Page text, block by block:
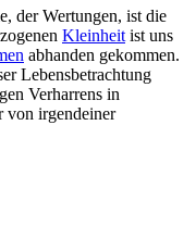
der Wertungen, ist die
Kleinheit ist uns
abhanden gekommen.
Lebensbetrachtung
Verharrens in
von irgendeiner